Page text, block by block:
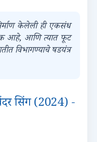
केलेली ही एकसंध
आहे, आणि त्यात फूट
विभागण्याचे षडयंत्र
सिंग (2024) -